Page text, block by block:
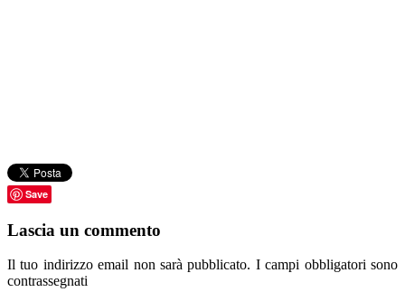
Save
Lascia un commento
Il tuo indirizzo email non sarà pubblicato. I campi obbligatori sono
contrassegnati